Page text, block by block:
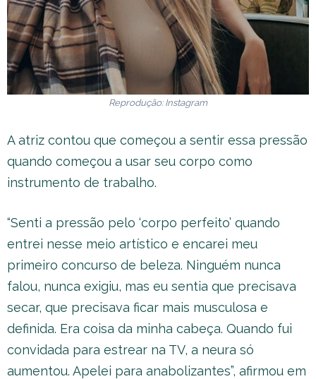
Reprodução: Instagram
A atriz contou que começou a sentir essa pressão
quando começou a usar seu corpo como
instrumento de trabalho.
“Senti a pressão pelo ‘corpo perfeito’ quando
entrei nesse meio artístico e encarei meu
primeiro concurso de beleza. Ninguém nunca
falou, nunca exigiu, mas eu sentia que precisava
secar, que precisava ficar mais musculosa e
definida. Era coisa da minha cabeça. Quando fui
convidada para estrear na TV, a neura só
aumentou. Apelei para anabolizantes”, afirmou em